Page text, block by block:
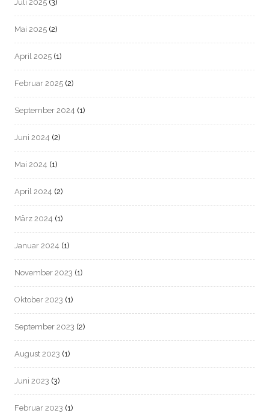
Juli 2025 (3)
Mai 2025 (2)
April 2025 (1)
Februar 2025 (2)
September 2024 (1)
Juni 2024 (2)
Mai 2024 (1)
April 2024 (2)
März 2024 (1)
Januar 2024 (1)
November 2023 (1)
Oktober 2023 (1)
September 2023 (2)
August 2023 (1)
Juni 2023 (3)
Februar 2023 (1)